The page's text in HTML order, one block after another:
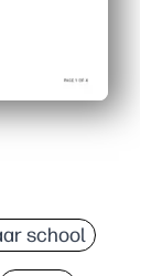
school